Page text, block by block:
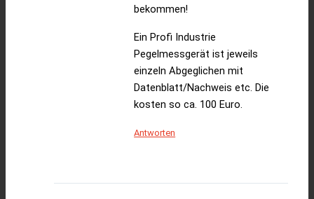
bekommen!
Ein Profi Industrie
Pegelmessgerät ist jeweils
einzeln Abgeglichen mit
Datenblatt/Nachweis etc. Die
kosten so ca. 100 Euro.
Antworten